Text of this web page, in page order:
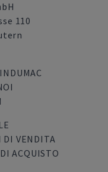
110
VENDITA
ACQUISTO